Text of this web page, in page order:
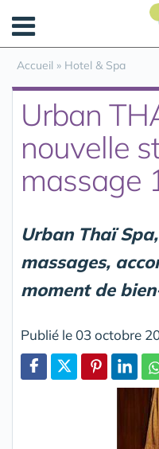
Accueil » Hotel & Spa
Urban
nouvelle
massage
Urban Thaï
massages,
moment de
Publié le 03 octobre
Panneau de gestion des